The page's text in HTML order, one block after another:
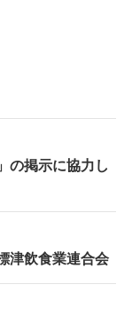
の掲示に協力し
津飲食業連合会